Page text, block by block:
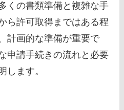
くの書類準備と複雑な手
ら許可取得まではある程
計画的な準備が重要で
申請手続きの流れと必要
します。